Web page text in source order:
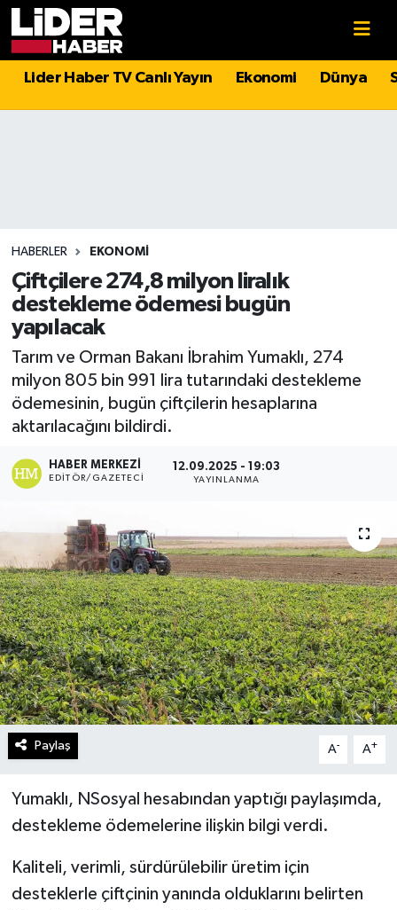
Lider Haber TV Canlı Yayın Ekonomi Dünya
HABERLER EKONOMI
Çiftçilere 274,8 milyon liralık
destekleme ödemesi bugün
yapılacak
Tarım ve Orman Bakanı İbrahim Yumaklı, 274
milyon 805 bin 991 lira tutarındaki destekleme
ödemesinin, bugün çiftçilerin hesaplarına
aktarılacağını bildirdi.
HABER MERKEZI
EDITÖR/GAZETECI
12.09.2025 - 19:03
YAYINLANMA
Paylaş A- A+
Yumaklı, NSosyal hesabından yaptığı paylaşımda,
destekleme ödemelerine ilişkin bilgi verdi.
Kaliteli, verimli, sürdürülebilir üretim için
desteklerle çiftçinin yanında olduklarını belirten
Politika
Magazin
Spor
Sağlık
Teknoloji
Turizm
Kültür - Sanat
Lider Haber TV Canlı Yayın izle
Hava Durumu
Süper Lig Puan Durumu ve Fikstür
Tüm Manşetler
Son Dakika Haberleri
Haber Arşivi